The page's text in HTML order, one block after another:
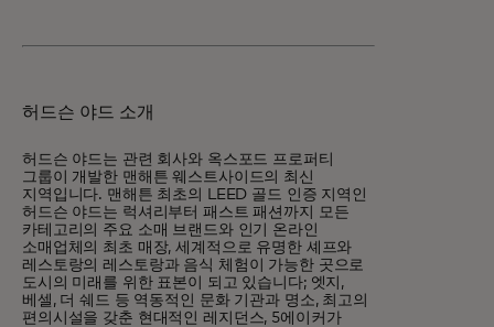
허드슨 야드 소개
허드슨 야드는 관련 회사와 옥스포드 프로퍼티
그룹이 개발한 맨해튼 웨스트사이드의 최신
지역입니다. 맨해튼 최초의 LEED 골드 인증 지역인
허드슨 야드는 럭셔리부터 패스트 패션까지 모든
카테고리의 주요 소매 브랜드와 인기 온라인
소매업체의 최초 매장, 세계적으로 유명한 셰프와
레스토랑의 레스토랑과 음식 체험이 가능한 곳으로
도시의 미래를 위한 표본이 되고 있습니다; 엣지,
베셀, 더 쉐드 등 역동적인 문화 기관과 명소, 최고의
편의시설을 갖춘 현대적인 레지던스, 5에이커가